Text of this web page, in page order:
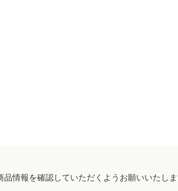
情報を確認していただくようお願いいたしま